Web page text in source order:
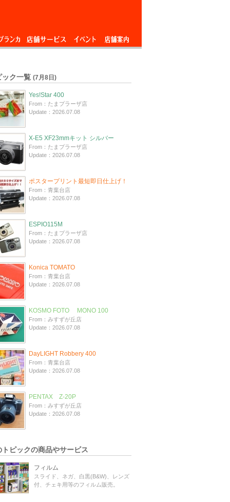
ランカ 店舗サービス イベント 店舗案内
ック一覧 (7月8日)
Yes!Star 400
From：たまプラーザ店
Update：2026.07.08
X-E5 XF23mmキット シルバー
From：たまプラーザ店
Update：2026.07.08
ポスタープリント最短即日仕上げ！
From：青葉台店
Update：2026.07.08
ESPIO115M
From：たまプラーザ店
Update：2026.07.08
Konica TOMATO
From：青葉台店
Update：2026.07.08
KOSMO FOTO MONO 100
From：みすずが丘店
Update：2026.07.08
DayLIGHT Robbery 400
From：青葉台店
Update：2026.07.08
PENTAX Z-20P
From：みすずが丘店
Update：2026.07.08
トピックの商品やサービス
フィルム
スライド、ネガ、白黒(B&W)、レンズ
付、チェキ用等のフィルム販売。